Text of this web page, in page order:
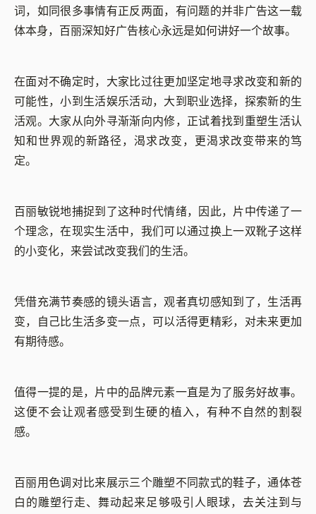
词，如同很多事情有正反两面，有问题的并非广告这一载
体本身，百丽深知好广告核心永远是如何讲好一个故事。
在面对不确定时，大家比过往更加坚定地寻求改变和新的
可能性，小到生活娱乐活动，大到职业选择，探索新的生
活观。大家从向外寻渐渐向内修，正试着找到重塑生活认
知和世界观的新路径，渴求改变，更渴求改变带来的笃
定。
百丽敏锐地捕捉到了这种时代情绪，因此，片中传递了一
个理念，在现实生活中，我们可以通过换上一双靴子这样
的小变化，来尝试改变我们的生活。
凭借充满节奏感的镜头语言，观者真切感知到了，生活再
变，自己比生活多变一点，可以活得更精彩，对未来更加
有期待感。
值得一提的是，片中的品牌元素一直是为了服务好故事。
这便不会让观者感受到生硬的植入，有种不自然的割裂
感。
百丽用色调对比来展示三个雕塑不同款式的鞋子，通体苍
白的雕塑行走、舞动起来足够吸引人眼球，去关注到与